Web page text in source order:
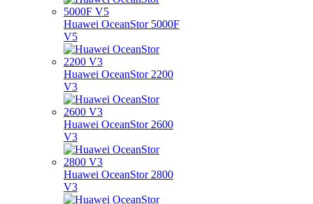
Huawei OceanStor 5000F
V5
Huawei OceanStor 2200
V3
Huawei OceanStor 2600
V3
Huawei OceanStor 2800
V3